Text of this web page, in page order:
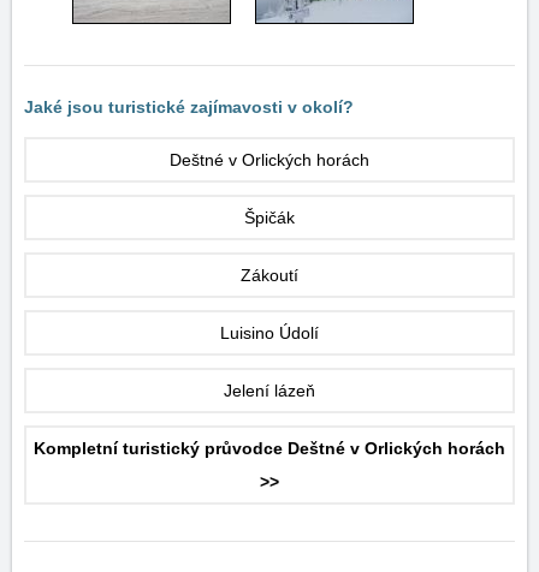
Jaké jsou turistické zajímavosti v okolí?
Deštné v Orlických horách
Špičák
Zákoutí
Luisino Údolí
Jelení lázeň
Kompletní turistický průvodce Deštné v Orlických horách
>>